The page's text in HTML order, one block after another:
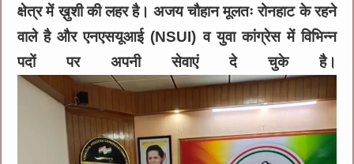
क्षेत्र में ख़ुशी की लहर है। अजय चौहान मूलतः रोनहाट के रहने
वाले है और एनएसयूआई (NSUI) व युवा कांग्रेस में विभिन्न
पदों पर अपनी सेवाएं दे चुके है।